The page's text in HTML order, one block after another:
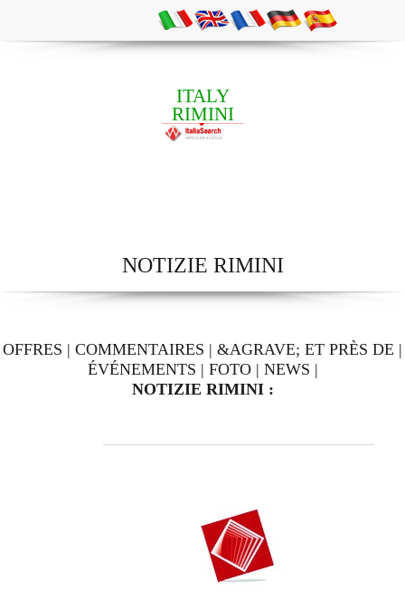
ITALY
RIMINI
NOTIZIE RIMINI
OFFRES | COMMENTAIRES | &AGRAVE; ET PRÈS DE |
ÉVÉNEMENTS | FOTO| NEWS |
NOTIZIE RIMINI :